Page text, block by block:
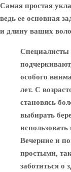
Самая простая
ведь ее основная
и длину ваших
Специалисты
особого
лет. С
становясь
выбирать
использовать
Вечерние и
простыми,
заботиться о